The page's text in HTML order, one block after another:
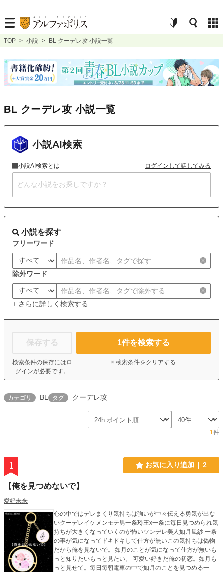
TOP > 小説 > BL クーデレ攻 小説一覧
BL クーデレ攻 小説一覧
小説AI検索
小説AI検索とは ログインして話してみる
小説を探す
フリーワード
除外ワード
+ さらに詳しく検索する
保存する
検索条件の保存には ロ
グインが必要です。
1件を検索する
× 検索条件をクリアする
カテゴリ BL タグ クーデレ攻
1件
1 お気に入り追加 2
【俺を見つめないで】
愛好未来
心の中ではデレまくり気持ちは強いが中々伝える勇気が出な
いクーデレイケメンモテ男一条玲王x一条に毎日見つめられ気
持ちが大きくなっていくのが怖いツンデレ美人如月風紗 一条
の事が気になってドキドキして仕方が無いこの気持ちは偽物
だから俺を見ないで。 如月のことが気になって仕方が無いも
っと知りたいもっと見たい。 可愛い好きだ俺の初恋。如月も
っと見せて。毎日毎朝電車の中で如月のことを見つめる一